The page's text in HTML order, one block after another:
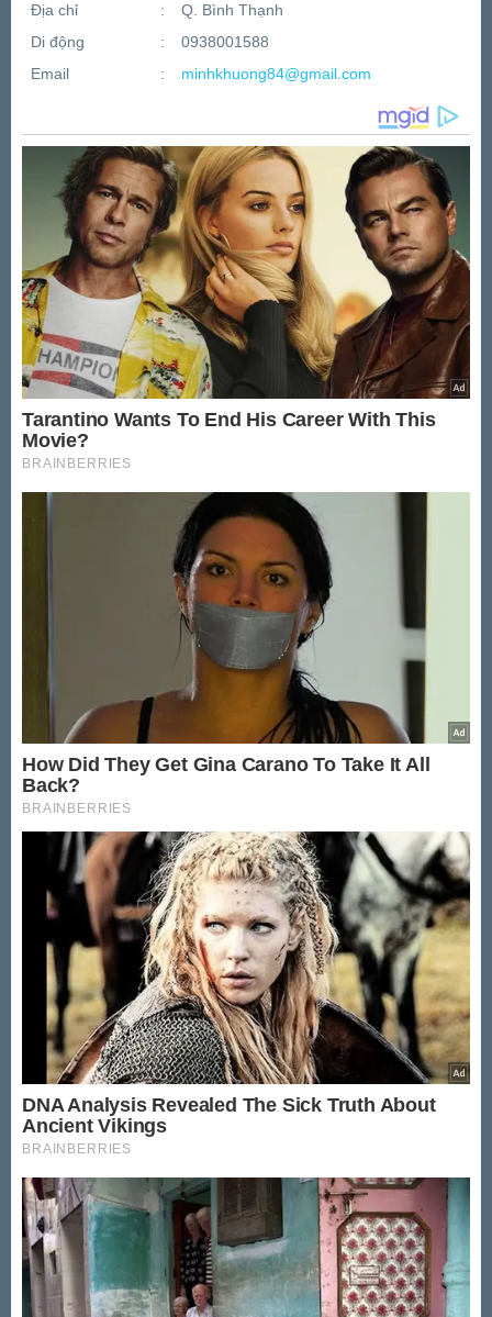
Địa chỉ
:
Q. Bình Thạnh
Di động
:
0938001588
Email
: minhkhuong84@gmail.com